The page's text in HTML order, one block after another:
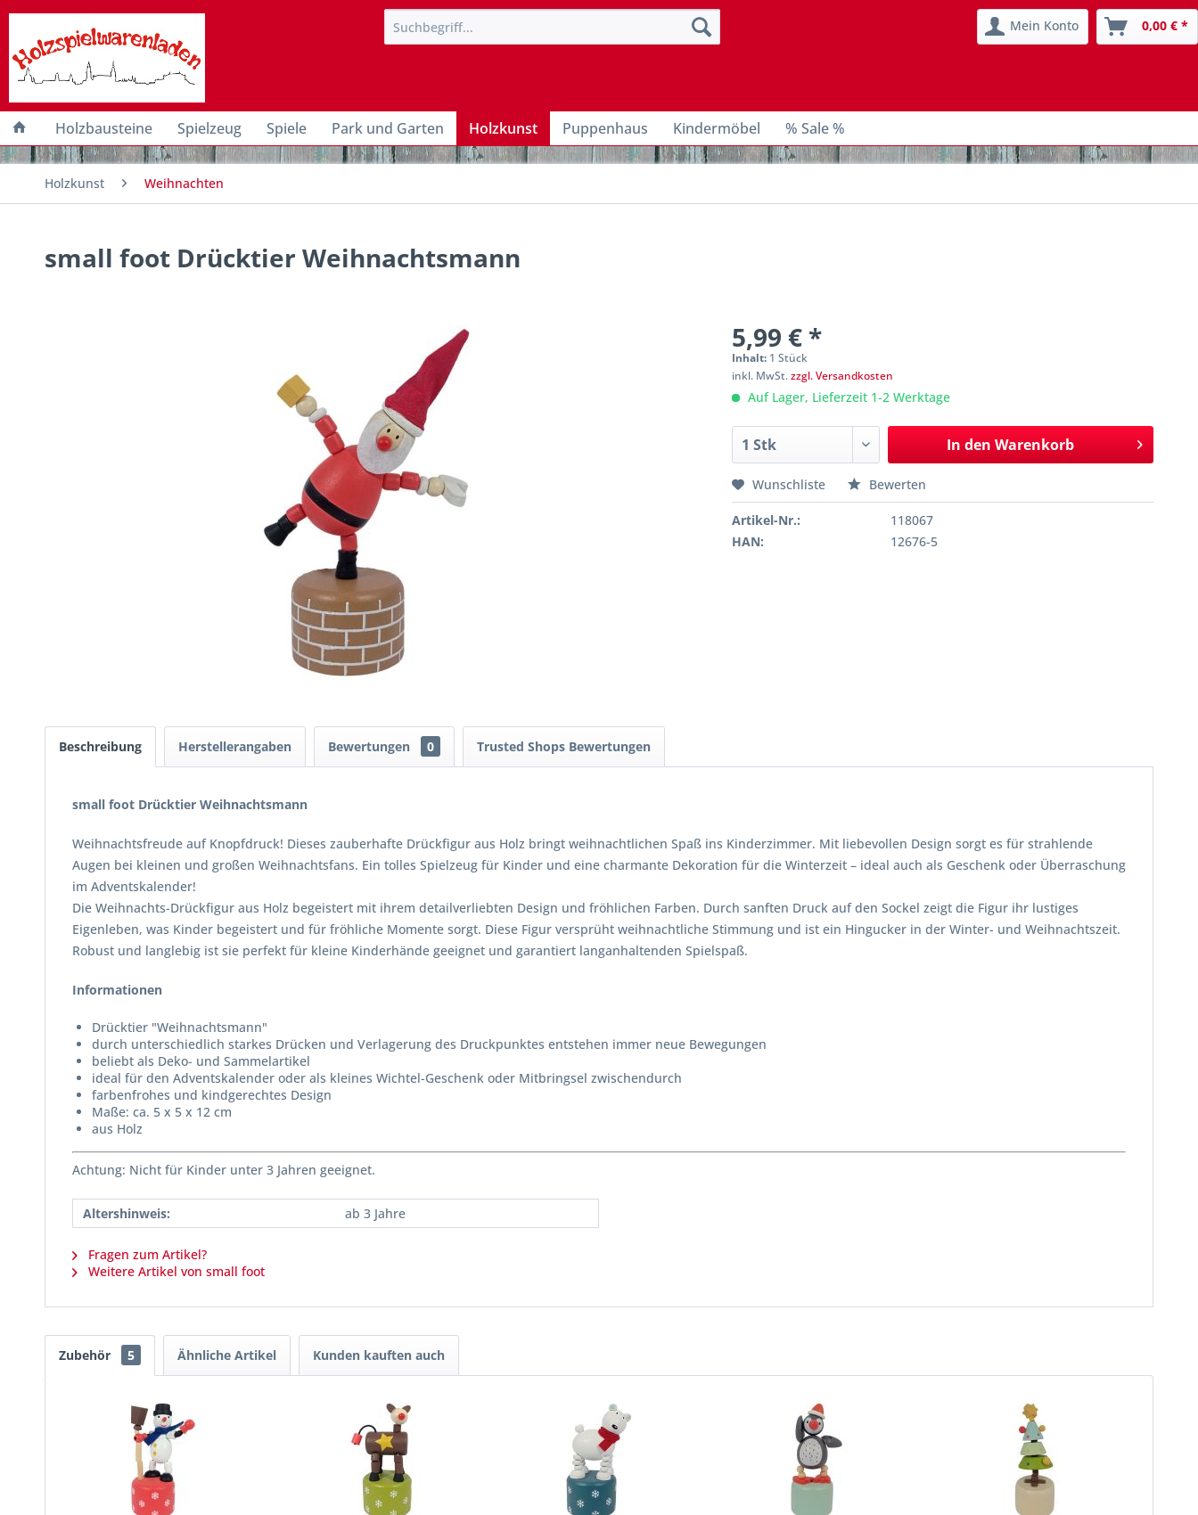
Mein Konto 0,00 € *
Holzbausteine Spielzeug Spiele Park und Garten Holzkunst Puppenhaus Kindermöbel % Sale %
Holzkunst Weihnachten
small foot Drücktier Weihnachtsmann
5,99 € *
Inhalt: 1 Stück
inkl. MwSt.zzgl. Versandkosten
Auf Lager, Lieferzeit 1-2 Werktage
In den Warenkorb
Wunschliste Bewerten
Artikel-Nr.:
118067
HAN:
12676-5
Beschreibung Herstellerangaben Bewertungen 0 Trusted Shops Bewertungen
small foot Drücktier Weihnachtsmann
Weihnachtsfreude auf Knopfdruck! Dieses zauberhafte Drückfigur aus Holz bringt weihnachtlichen Spaß ins Kinderzimmer. Mit liebevollen Design sorgt es für strahlende
Augen bei kleinen und großen Weihnachtsfans. Ein tolles Spielzeug für Kinder und eine charmante Dekoration für die Winterzeit – ideal auch als Geschenk oder Überraschung
im Adventskalender!
Die Weihnachts-Drückfigur aus Holz begeistert mit ihrem detailverliebten Design und fröhlichen Farben. Durch sanften Druck auf den Sockel zeigt die Figur ihr lustiges
Eigenleben, was Kinder begeistert und für fröhliche Momente sorgt. Diese Figur versprüht weihnachtliche Stimmung und ist ein Hingucker in der Winter- und Weihnachtszeit.
Robust und langlebig ist sie perfekt für kleine Kinderhände geeignet und garantiert langanhaltenden Spielspaß.
Informationen
Drücktier "Weihnachtsmann"
durch unterschiedlich starkes Drücken und Verlagerung des Druckpunktes entstehen immer neue Bewegungen
beliebt als Deko- und Sammelartikel
ideal für den Adventskalender oder als kleines Wichtel-Geschenk oder Mitbringsel zwischendurch
farbenfrohes und kindgerechtes Design
Maße: ca. 5 x 5 x 12 cm
aus Holz
Achtung: Nicht für Kinder unter 3 Jahren geeignet.
Altershinweis: ab 3 Jahre
Fragen zum Artikel?
Weitere Artikel von small foot
Zubehör 5 Ähnliche Artikel Kunden kauften auch